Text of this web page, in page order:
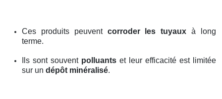
Ces produits peuvent corroder les tuyaux à long
terme.
Ils sont souvent polluants et leur efficacité est limitée
sur un dépôt minéralisé.